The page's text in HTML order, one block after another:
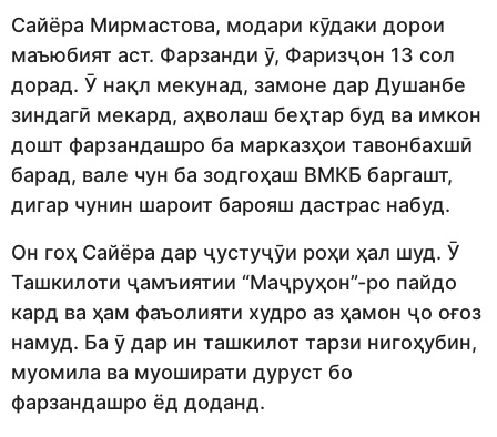
Сайёра Мирмастова, модари кӯдаки дорои
маъюбият аст. Фарзанди ӯ, Фаризҷон 13 сол
дорад. Ӯ нақл мекунад, замоне дар Душанбе
зиндагӣ мекард, аҳволаш беҳтар буд ва имкон
дошт фарзандашро ба марказҳои тавонбахшӣ
барад, вале чун ба зодгоҳаш ВМКБ баргашт,
дигар чунин шароит барояш дастрас набуд.
Он гоҳ Сайёра дар ҷустуҷӯи роҳи ҳал шуд. Ӯ
Ташкилоти ҷамъиятии “Маҷруҳон”-ро пайдо
кард ва ҳам фаъолияти худро аз ҳамон ҷо оғоз
намуд. Ба ӯ дар ин ташкилот тарзи нигоҳубин,
муомила ва муоширати дуруст бо
фарзандашро ёд доданд.